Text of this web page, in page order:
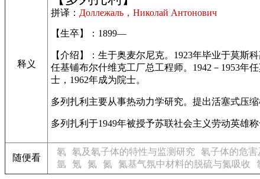
释义
拼译： Доллежaль，Hиколай Aнтонович
【生卒】：1899—
【介绍】：生于奥麦尔尼克。1923年毕业于莫斯
任基铺布尔什维克工厂总工程师。1942－1953年
士，1962年成为院士。
多列扎利主要从事热动力学研究。提出活塞式压
多列扎利于1949年被授予苏联社会主义劳动英雄
随便看
氡 氡及氡子体的特性与监测研究 氡子体的危
氩
氪 氮 氮 氮基气氛中材料的脱硫与氮吸收